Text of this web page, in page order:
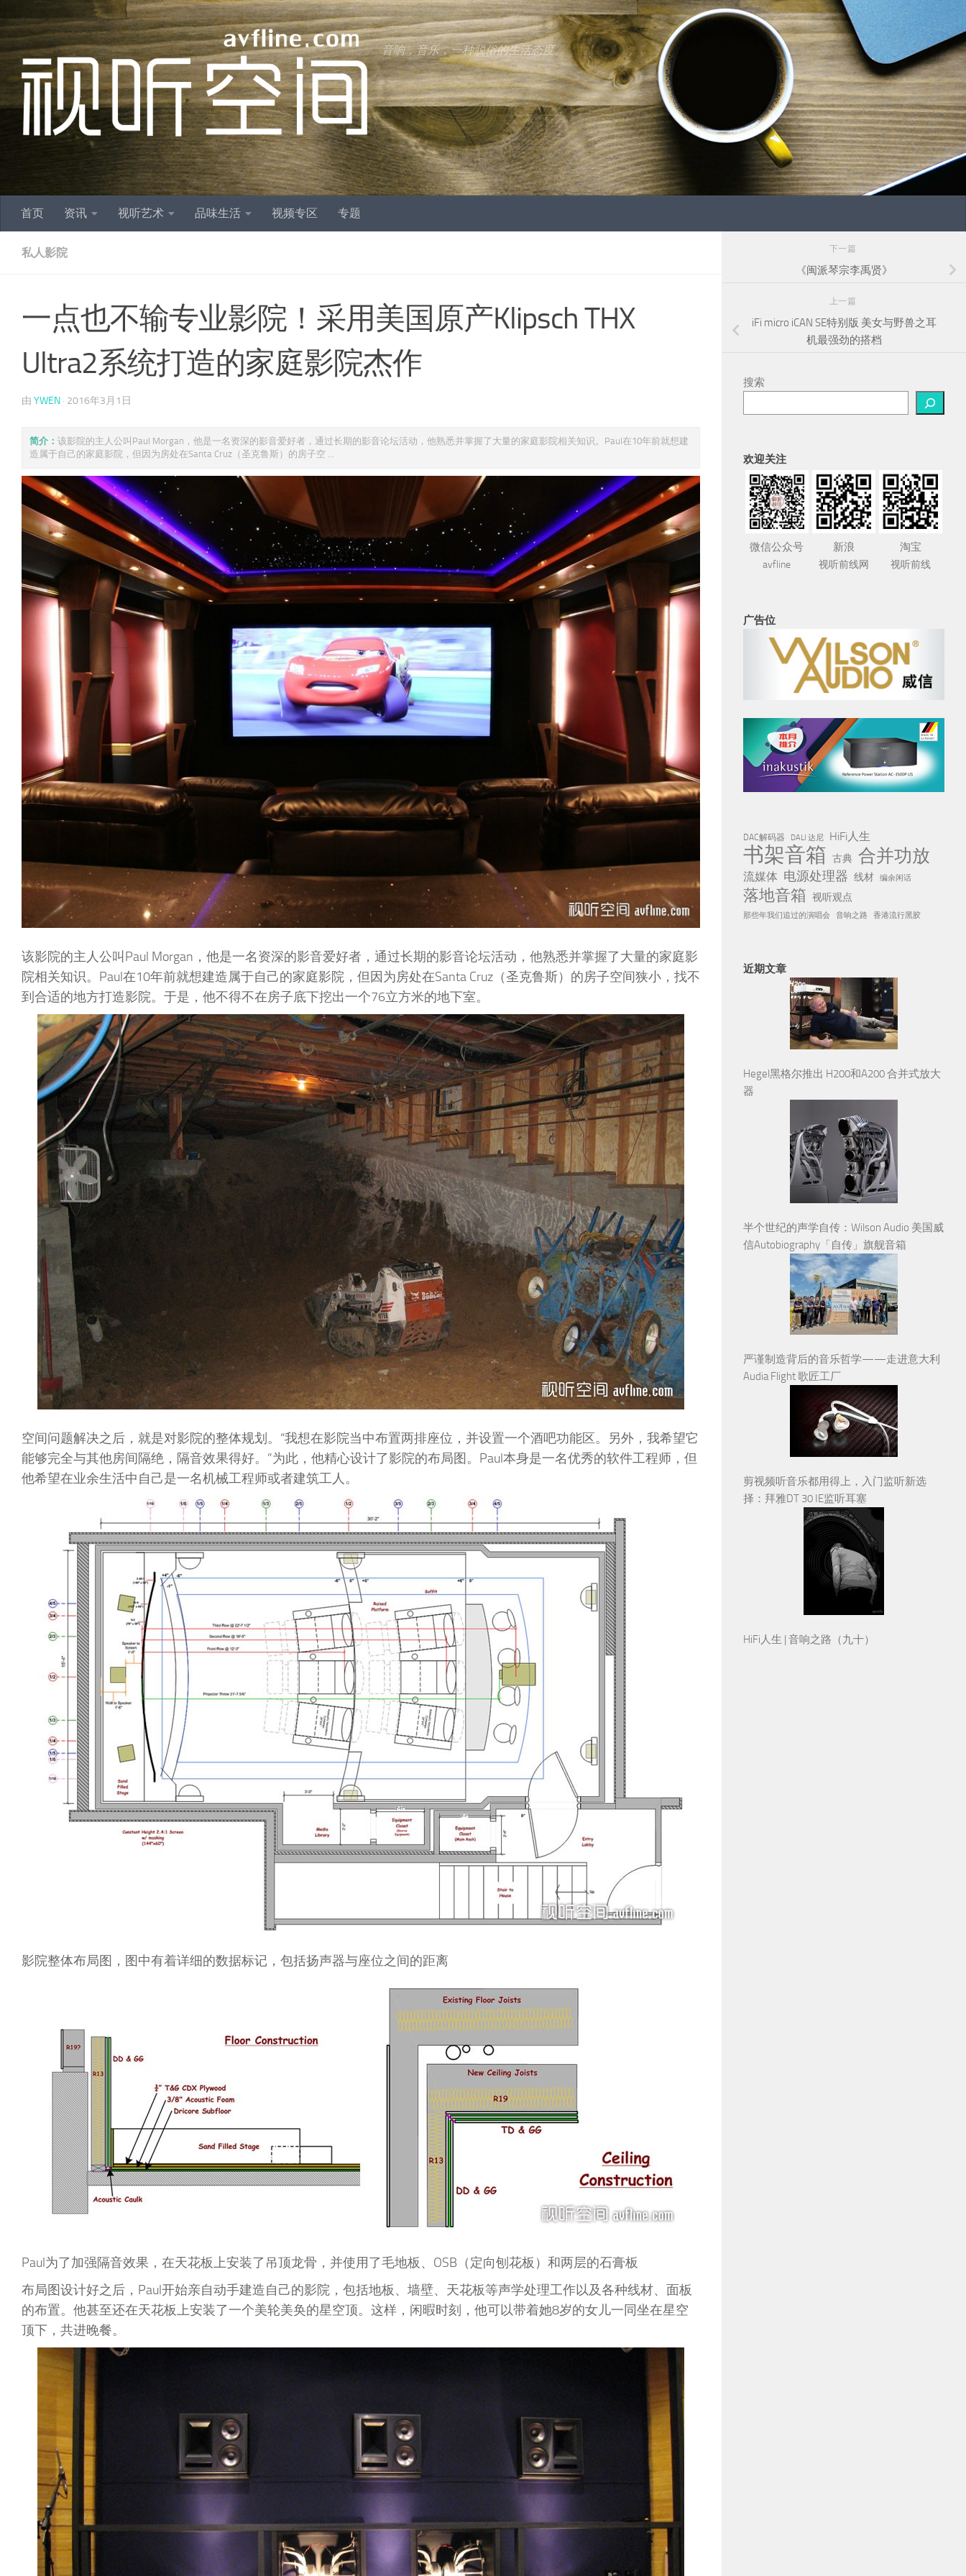
跳至内容
音响，音乐，一种脱俗的生活态度。
首页 资讯 视听艺术 品味生活 视频专区 专题
私人影院
一点也不输专业影院！采用美国原产Klipsch THX
Ultra2系统打造的家庭影院杰作
由 YWEN · 2016年3月1日
简介： 该影院的主人公叫Paul Morgan，他是一名资深的影音爱好者，通过长期的影音论坛活动，他熟悉并掌握了大量的家庭影院相关知识。Paul在10年前就想建
造属于自己的家庭影院，但因为房处在Santa Cruz（圣克鲁斯）的房子空 ...
该影院的主人公叫Paul Morgan，他是一名资深的影音爱好者，通过长期的影音论坛活动，他熟悉并掌握了大量的家庭影
院相关知识。Paul在10年前就想建造属于自己的家庭影院，但因为房处在Santa Cruz（圣克鲁斯）的房子空间狭小，找不
到合适的地方打造影院。于是，他不得不在房子底下挖出一个76立方米的地下室。
空间问题解决之后，就是对影院的整体规划。“我想在影院当中布置两排座位，并设置一个酒吧功能区。另外，我希望它
能够完全与其他房间隔绝，隔音效果得好。”为此，他精心设计了影院的布局图。Paul本身是一名优秀的软件工程师，但
他希望在业余生活中自己是一名机械工程师或者建筑工人。
影院整体布局图，图中有着详细的数据标记，包括扬声器与座位之间的距离
Paul为了加强隔音效果，在天花板上安装了吊顶龙骨，并使用了毛地板、OSB（定向刨花板）和两层的石膏板
布局图设计好之后，Paul开始亲自动手建造自己的影院，包括地板、墙壁、天花板等声学处理工作以及各种线材、面板
的布置。他甚至还在天花板上安装了一个美轮美奂的星空顶。这样，闲暇时刻，他可以带着她8岁的女儿一同坐在星空
顶下，共进晚餐。
下一篇
《闽派琴宗李禹贤》
上一篇
iFi micro iCAN SE特别版 美女与野兽之耳
机最强劲的搭档
搜索
欢迎关注
微信公众号
avfline
新浪
视听前线网
淘宝
视听前线
广告位
DAC解码器 DALI 达尼 HiFi人生
书架音箱 古典 合并功放
流媒体 电源处理器 线材 编余闲话
落地音箱 视听观点
那些年我们追过的演唱会 音响之路 香港流行黑胶
近期文章
Hegel黑格尔推出 H200和A200 合并式放大
器
半个世纪的声学自传：Wilson Audio 美国威
信Autobiography「自传」旗舰音箱
严谨制造背后的音乐哲学——走进意大利
Audia Flight 歌匠工厂
剪视频听音乐都用得上，入门监听新选
择：拜雅DT 30 IE监听耳塞
HiFi人生 | 音响之路（九十）